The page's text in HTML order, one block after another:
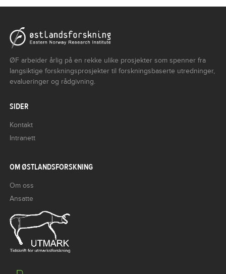
ØF arbeider årlig på en rekke ulike prosjekter som spenner fra
langsiktige forskningsprosjekter til forskningsbaserte utredninger,
evalueringer og rådgivning.
SIDER
Kontakt
Intranett
OM ØSTLANDSFORSKNING
Om oss
Ansatte